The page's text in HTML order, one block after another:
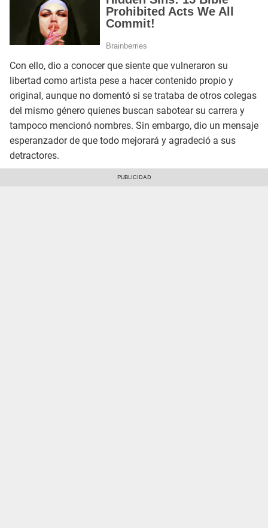
Con ello, dio a conocer que siente que vulneraron su
libertad como artista pese a hacer contenido propio y
original, aunque no domentó si se trataba de otros colegas
del mismo género quienes buscan sabotear su carrera y
tampoco mencionó nombres. Sin embargo, dio un mensaje
esperanzador de que todo mejorará y agradeció a sus
detractores.